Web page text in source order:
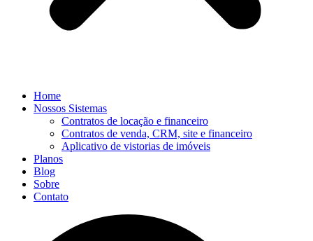
Home
Nossos Sistemas
Contratos de locação e financeiro
Contratos de venda, CRM, site e financeiro
Aplicativo de vistorias de imóveis
Planos
Blog
Sobre
Contato